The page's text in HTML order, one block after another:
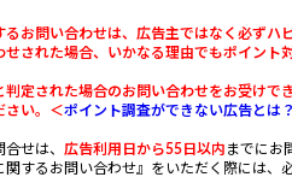
るお問い合わせは、広告主ではなく必ずハ
せされた場合、いかなる理由でもポイント
判定された場合のお問い合わせをお受けで
さい。＜ポイント調査ができない広告とは？
せは、 広告利用日から55日以内 までにお
関するお問い合わせ』をいただく際には、